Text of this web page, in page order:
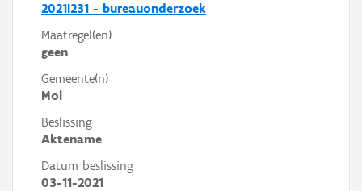
2021I231 - bureauonderzoek
Maatregel(en)
geen
Gemeente(n)
Mol
Beslissing
Aktename
Datum beslissing
03-11-2021